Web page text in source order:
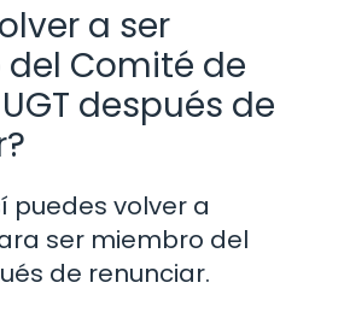
a ser
Comité de
después de
puedes volver a
ser miembro del
de renunciar.